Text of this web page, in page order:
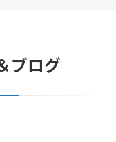
ブログ